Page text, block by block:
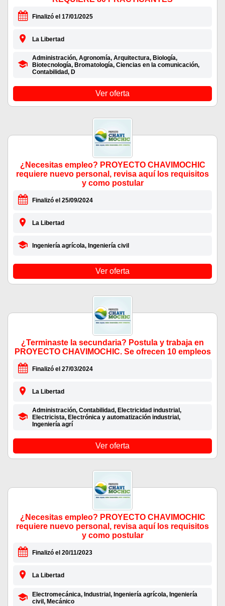
Finalizó el 17/01/2025
La Libertad
Administración, Agronomía, Arquitectura, Biología,
Biotecnología, Bromatología, Ciencias en la comunicación,
Contabilidad, D
Ver oferta
¿Necesitas empleo? PROYECTO CHAVIMOCHIC
requiere nuevo personal, revisa aquí los requisitos
y como postular
Finalizó el 25/09/2024
La Libertad
Ingeniería agrícola, Ingeniería civil
Ver oferta
¿Terminaste la secundaria? Postula y trabaja en
PROYECTO CHAVIMOCHIC. Se ofrecen 10 empleos
Finalizó el 27/03/2024
La Libertad
Administración, Contabilidad, Electricidad industrial,
Electricista, Electrónica y automatización industrial,
Ingeniería agrí
Ver oferta
¿Necesitas empleo? PROYECTO CHAVIMOCHIC
requiere nuevo personal, revisa aquí los requisitos
y como postular
Finalizó el 20/11/2023
La Libertad
Electromecánica, Industrial, Ingeniería agrícola, Ingeniería
civil, Mecánico